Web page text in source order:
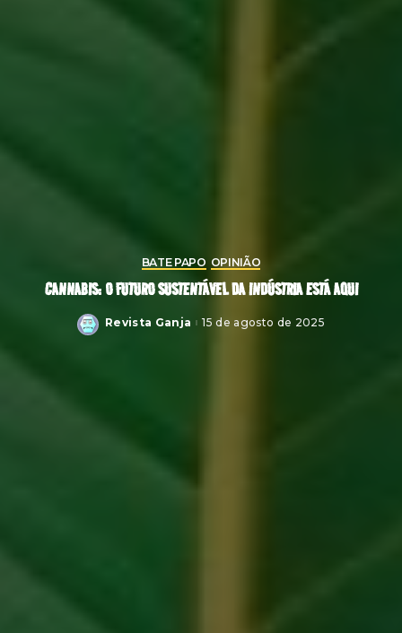
BATE PAPO OPINIÃO
CANNABIS: O FUTURO SUSTENTÁVEL DA INDÚSTRIA ESTÁ AQUI
Posted
Revista Ganja 15 de agosto de 2025